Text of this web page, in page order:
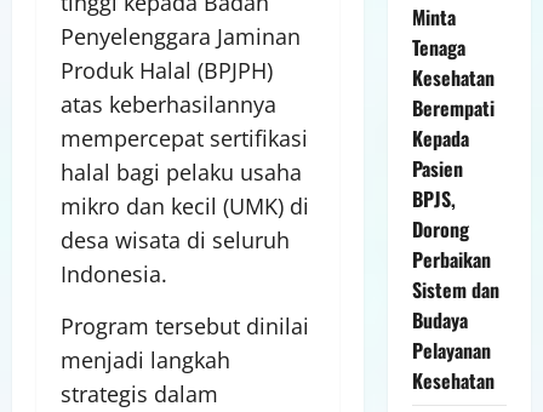
Penyelenggara Jaminan
Produk Halal (BPJPH)
atas keberhasilannya
mempercepat sertifikasi
halal bagi pelaku usaha
mikro dan kecil (UMK) di
desa wisata di seluruh
Indonesia.
Program tersebut dinilai
menjadi langkah
strategis dalam
Minta
Tenaga
Kesehatan
Berempati
Kepada
Pasien
BPJS,
Dorong
Perbaikan
Sistem dan
Budaya
Pelayanan
Kesehatan